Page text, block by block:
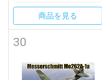
商品を見る
30